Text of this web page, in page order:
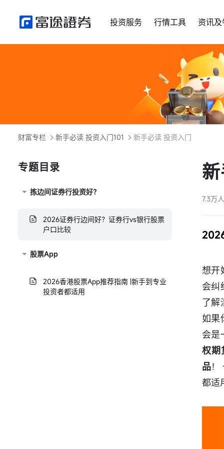
投资服务 行情工具 资讯
财富专栏 新手必读 投资入门101 新手必读 投资入门
专题目录
拣边间证券行投资好？
2026证券行边间好？证券行vs银行股票
户口比较
股票App
2026香港股票App推荐指南 |新手到专业
投资者都适用
7.3万
想开
会纠
了解
如果
会是
权期
品！
都适